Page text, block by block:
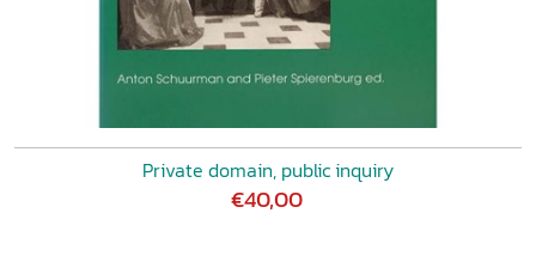
Private domain, public inquiry
€40,00